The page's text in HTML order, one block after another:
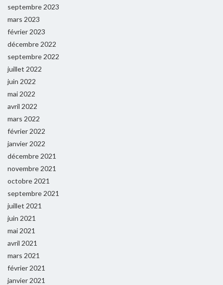
septembre 2023
mars 2023
février 2023
décembre 2022
septembre 2022
juillet 2022
juin 2022
mai 2022
avril 2022
mars 2022
février 2022
janvier 2022
décembre 2021
novembre 2021
octobre 2021
septembre 2021
juillet 2021
juin 2021
mai 2021
avril 2021
mars 2021
février 2021
janvier 2021